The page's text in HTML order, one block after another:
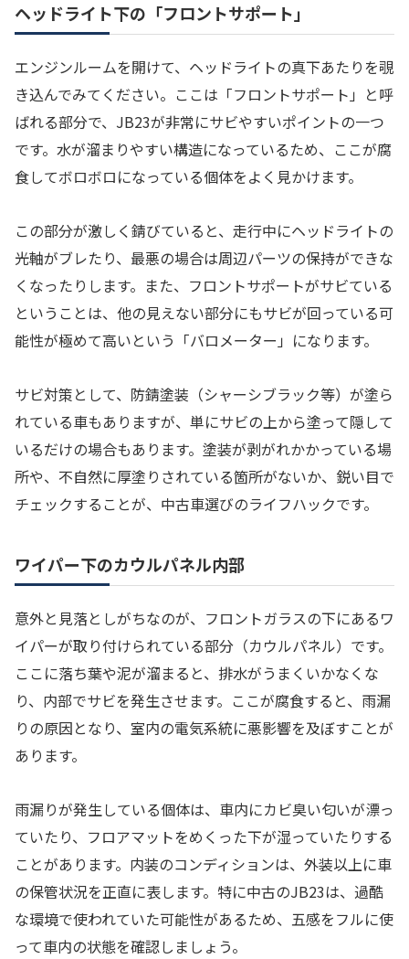
ヘッドライト下の「フロントサポート」
エンジンルームを開けて、ヘッドライトの真下あたりを覗
き込んでみてください。ここは「フロントサポート」と呼
ばれる部分で、JB23が非常にサビやすいポイントの一つ
です。水が溜まりやすい構造になっているため、ここが腐
食してボロボロになっている個体をよく見かけます。
この部分が激しく錆びていると、走行中にヘッドライトの
光軸がブレたり、最悪の場合は周辺パーツの保持ができな
くなったりします。また、フロントサポートがサビている
ということは、他の見えない部分にもサビが回っている可
能性が極めて高いという「バロメーター」になります。
サビ対策として、防錆塗装（シャーシブラック等）が塗ら
れている車もありますが、単にサビの上から塗って隠して
いるだけの場合もあります。塗装が剥がれかかっている場
所や、不自然に厚塗りされている箇所がないか、鋭い目で
チェックすることが、中古車選びのライフハックです。
ワイパー下のカウルパネル内部
意外と見落としがちなのが、フロントガラスの下にあるワ
イパーが取り付けられている部分（カウルパネル）です。
ここに落ち葉や泥が溜まると、排水がうまくいかなくな
り、内部でサビを発生させます。ここが腐食すると、雨漏
りの原因となり、室内の電気系統に悪影響を及ぼすことが
あります。
雨漏りが発生している個体は、車内にカビ臭い匂いが漂っ
ていたり、フロアマットをめくった下が湿っていたりする
ことがあります。内装のコンディションは、外装以上に車
の保管状況を正直に表します。特に中古のJB23は、過酷
な環境で使われていた可能性があるため、五感をフルに使
って車内の状態を確認しましょう。